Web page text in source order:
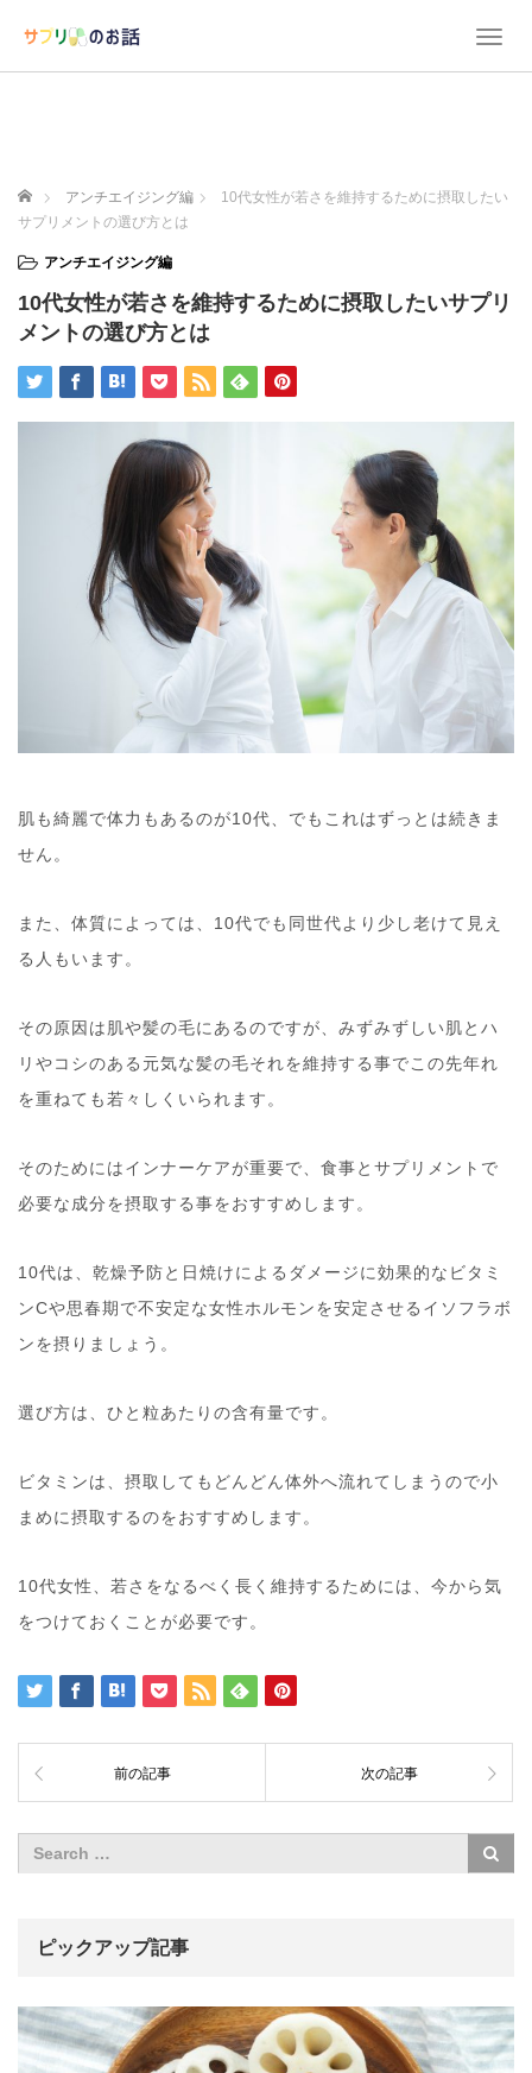
T
a
a
ホーム アンチエイジング編
10代女性が若さを維持するために摂取したい
サプリメントの選び方とは
アンチエイジング編
10代女性が若さを維持するために摂取したいサプリ
メントの選び方とは
肌も綺麗で体力もあるのが10代、でもこれはずっとは続きま
せん。
また、体質によっては、10代でも同世代より少し老けて見え
る人もいます。
その原因は肌や髪の毛にあるのですが、みずみずしい肌とハ
リやコシのある元気な髪の毛それを維持する事でこの先年れ
を重ねても若々しくいられます。
そのためにはインナーケアが重要で、食事とサプリメントで
必要な成分を摂取する事をおすすめします。
10代は、乾燥予防と日焼けによるダメージに効果的なビタミ
ンCや思春期で不安定な女性ホルモンを安定させるイソフラボ
ンを摂りましょう。
選び方は、ひと粒あたりの含有量です。
ビタミンは、摂取してもどんどん体外へ流れてしまうので小
まめに摂取するのをおすすめします。
10代女性、若さをなるべく長く維持するためには、今から気
をつけておくことが必要です。
前の記事 次の記事
ピックアップ記事